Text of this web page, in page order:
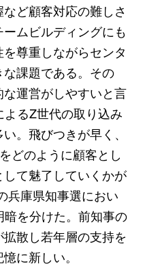
ど顧客対応の難しさ
ムビルディングにも
尊重しながらセンタ
課題である。その
運営がしやすいと言
るZ世代の取り込み
。飛びつきが早く、
どのように顧客とし
て魅了していくかが
兵庫県知事選におい
を分けた。前知事の
散し若年層の支持を
に新しい。